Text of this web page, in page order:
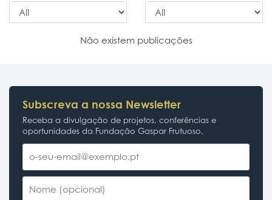
Não existem publicações
Subscreva a nossa Newsletter
Receba a divulgação de projetos, conferências e
oportunidades da Fundação Gaspar Frutuoso.